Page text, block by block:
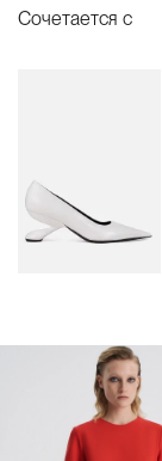
Сочетается с